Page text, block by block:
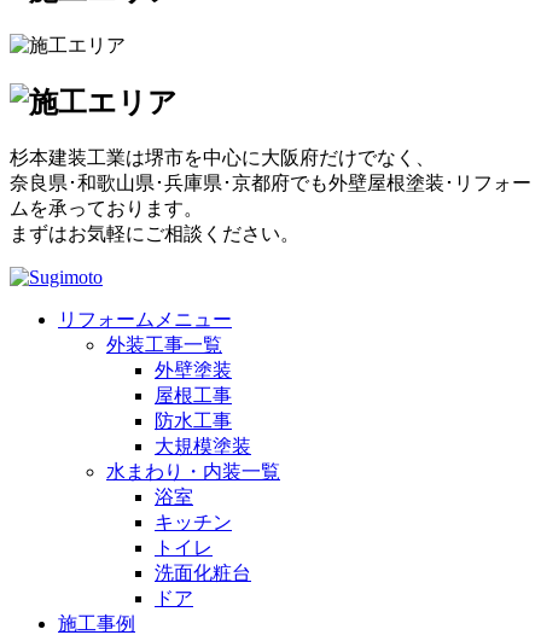
杉本建装工業は堺市を中心に大阪府だけでなく、
奈良県･和歌山県･兵庫県･京都府でも外壁屋根塗装･リフォー
ムを承っております。
まずはお気軽にご相談ください。
リフォームメニュー
外装工事一覧
外壁塗装
屋根工事
防水工事
大規模塗装
水まわり・内装一覧
浴室
キッチン
トイレ
洗面化粧台
ドア
施工事例